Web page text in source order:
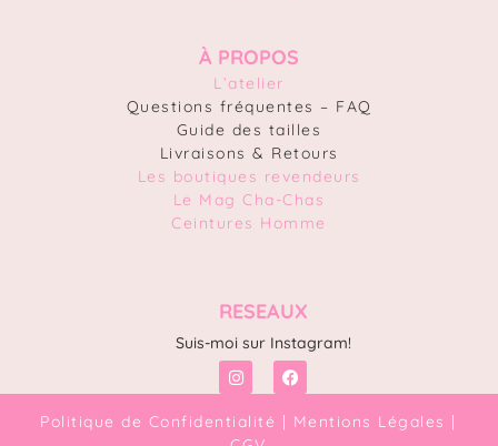
À PROPOS
L’atelier
Questions fréquentes – FAQ
Guide des tailles
Livraisons & Retours
Les boutiques revendeurs
Le Mag Cha-Chas
Ceintures Homme
RESEAUX
Suis-moi sur Instagram!
Politique de Confidentialité Mentions Légales